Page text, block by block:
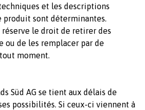
et les descriptions
produit sont déterminantes.
réserve le droit de retirer des
ou de les remplacer par de
moment.
Süd AG se tient aux délais de
possibilités. Si ceux-ci viennent à